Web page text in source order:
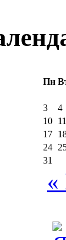
Пн
3
4
10
11
17
24
31